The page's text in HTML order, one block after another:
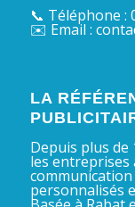
📞 Téléphone :
✉️ Email :
LA
Depuis plus de
les entreprises
personnalisés